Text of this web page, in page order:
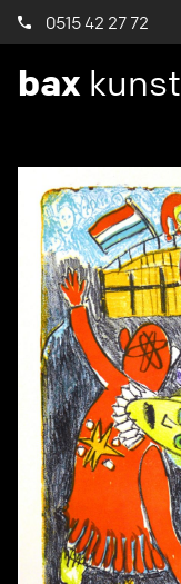
0515 42 27 72
bax kunst